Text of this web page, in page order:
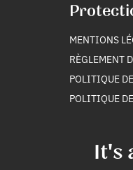
It's
MENTIONS
RÈGLEMENT
POLITIQUE
POLITIQUE